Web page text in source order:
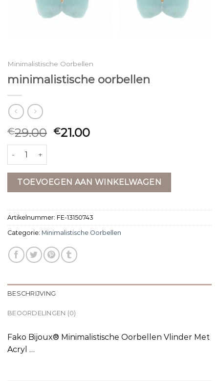
Minimalistische Oorbellen
minimalistische oorbellen
€29.00 €21.00
minimalistische oorbellen aantal
TOEVOEGEN AAN WINKELWAGEN
Artikelnummer: FE-13150743
Categorie: Minimalistische Oorbellen
BESCHRIJVING
BEOORDELINGEN (0)
Fako Bijoux® Minimalistische Oorbellen Vlinder Met
Acryl …